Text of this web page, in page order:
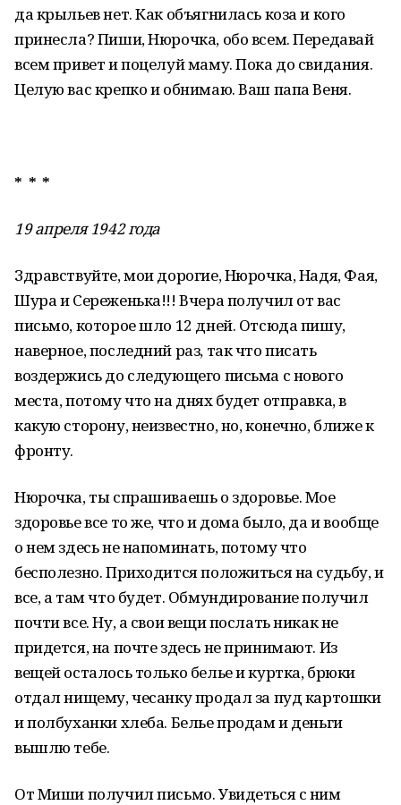
да крыльев нет. Как объягнилась коза и кого
принесла? Пиши, Нюрочка, обо всем. Передавай
всем привет и поцелуй маму. Пока до свидания.
Целую вас крепко и обнимаю. Ваш папа Веня.
* * *
19 апреля 1942 года
Здравствуйте, мои дорогие, Нюрочка, Надя, Фая,
Шура и Сереженька!!! Вчера получил от вас
письмо, которое шло 12 дней. Отсюда пишу,
наверное, последний раз, так что писать
воздержись до следующего письма с нового
места, потому что на днях будет отправка, в
какую сторону, неизвестно, но, конечно, ближе к
фронту.
Нюрочка, ты спрашиваешь о здоровье. Мое
здоровье все то же, что и дома было, да и вообще
о нем здесь не напоминать, потому что
бесполезно. Приходится положиться на судьбу, и
все, а там что будет. Обмундирование получил
почти все. Ну, а свои вещи послать никак не
придется, на почте здесь не принимают. Из
вещей осталось только белье и куртка, брюки
отдал нищему, чесанку продал за пуд картошки
и полбуханки хлеба. Белье продам и деньги
вышлю тебе.
От Миши получил письмо. Увидеться с ним